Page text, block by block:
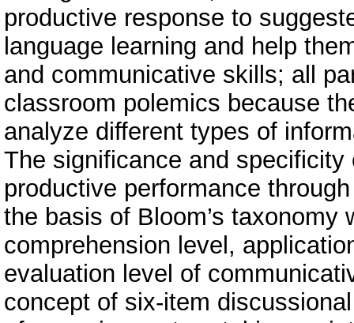
productive response to
language learning and help
and communicative skills; all
classroom polemics because
analyze different types of
The significance and
productive performance
the basis of Bloom’s
comprehension level,
evaluation level of
concept of six-item